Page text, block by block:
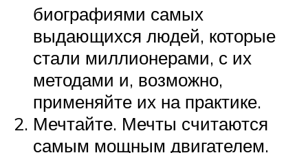
биографиями самых
выдающихся людей, которые
стали миллионерами, с их
методами и, возможно,
применяйте их на практике.
Мечтайте. Мечты считаются
самым мощным двигателем.